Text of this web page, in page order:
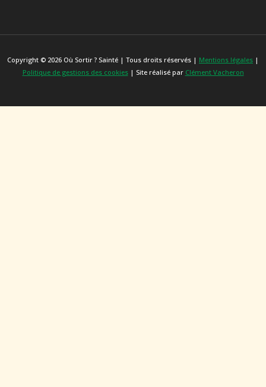
Copyright © 2026 Où Sortir ? Sainté | Tous droits réservés | Mentions légales |
Politique de gestions des cookies| Site réalisé par Clément Vacheron